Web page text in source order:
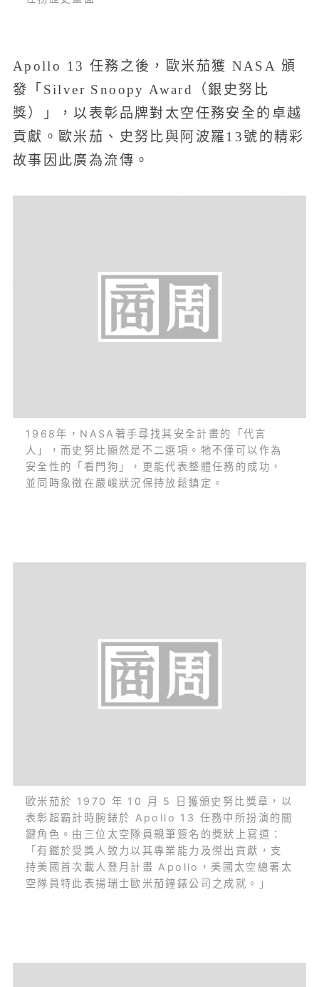
Apollo 13 任務之後，歐米茄獲 NASA 頒
發「Silver Snoopy Award（銀史努比
獎）」，以表彰品牌對太空任務安全的卓越
貢獻。歐米茄、史努比與阿波羅13號的精彩
故事因此廣為流傳。
1968年，NASA著手尋找其安全計畫的「代言
人」，而史努比顯然是不二選項。牠不僅可以作為
安全性的「看門狗」，更能代表整體任務的成功，
並同時象徵在嚴峻狀況保持放鬆鎮定。
歐米茄於 1970 年 10 月 5 日獲頒史努比獎章，以
表彰超霸計時腕錶於 Apollo 13 任務中所扮演的關
鍵角色。由三位太空隊員親筆簽名的獎狀上寫道：
「有鑑於受獎人致力以其專業能力及傑出貢獻，支
持美國首次載人登月計畫 Apollo，美國太空總署太
空隊員特此表揚瑞士歐米茄鐘錶公司之成就。」